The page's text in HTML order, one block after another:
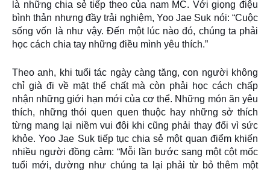
là những chia sẻ tiếp theo của nam MC. Với giọng điệu
bình thản nhưng đầy trải nghiệm, Yoo Jae Suk nói: “Cuộc
sống vốn là như vậy. Đến một lúc nào đó, chúng ta phải
học cách chia tay những điều mình yêu thích.”
Theo anh, khi tuổi tác ngày càng tăng, con người không
chỉ già đi về mặt thể chất mà còn phải học cách chấp
nhận những giới hạn mới của cơ thể. Những món ăn yêu
thích, những thói quen quen thuộc hay những sở thích
từng mang lại niềm vui đôi khi cũng phải thay đổi vì sức
khỏe. Yoo Jae Suk tiếp tục chia sẻ một quan điểm khiến
nhiều người đồng cảm: “Mỗi lần bước sang một cột mốc
tuổi mới, dường như chúng ta lại phải từ bỏ thêm một